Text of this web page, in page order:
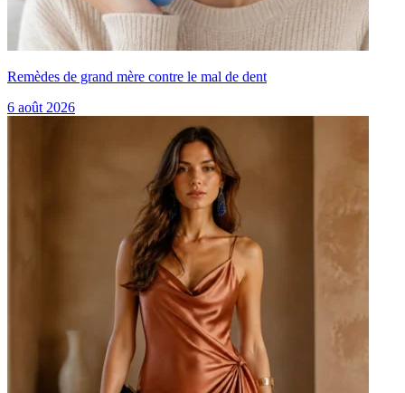
Remèdes de grand mère contre le mal de dent
6 août 2026